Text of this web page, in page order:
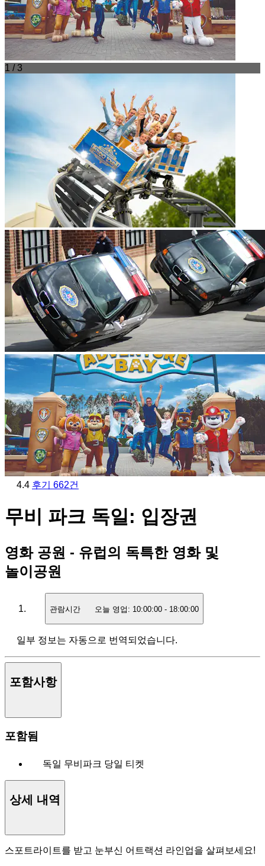
1 / 3
4.4 후기 662건
무비 파크 독일: 입장권
영화 공원 - 유럽의 독특한 영화 및
놀이공원
관람시간 오늘 영업: 10:00:00 - 18:00:00
일부 정보는 자동으로 번역되었습니다.
포함사항
포함됨
독일 무비파크 당일 티켓
상세 내역
스포트라이트를 받고 눈부신 어트랙션 라인업을 살펴보세요!